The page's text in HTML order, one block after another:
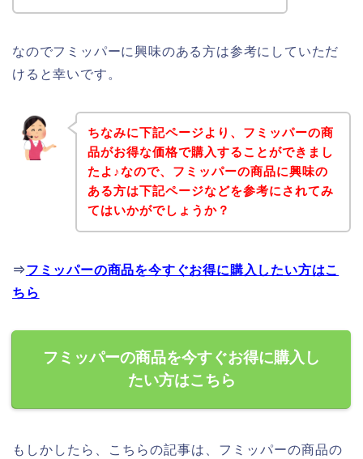
なのでフミッパーに興味のある方は参考にしていただ
けると幸いです。
ちなみに下記ページより、フミッパーの商
品がお得な価格で購入することができまし
たよ♪なので、フミッパーの商品に興味の
ある方は下記ページなどを参考にされてみ
てはいかがでしょうか？
⇒フミッパーの商品を今すぐお得に購入したい方はこ
ちら
フミッパーの商品を今すぐお得に購入し
たい方はこちら
もしかしたら、こちらの記事は、フミッパーの商品の